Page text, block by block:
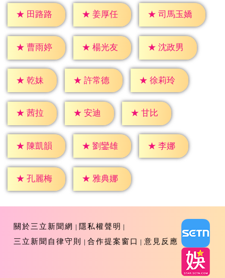
★ 田路路 ★ 姜厚任 ★ 司馬玉嬌
★ 曹雨婷 ★ 楊光友 ★ 沈政男
★ 乾妹 ★ 許常德 ★ 徐莉玲
★ 茜拉 ★ 安迪 ★ 甘比
★ 陳凱韻 ★ 劉鑾雄 ★ 李娜
★ 孔麗梅 ★ 雅典娜
關於三立新聞網
隱私權聲明
三立新聞自律守則
合作提案窗口 意見反應